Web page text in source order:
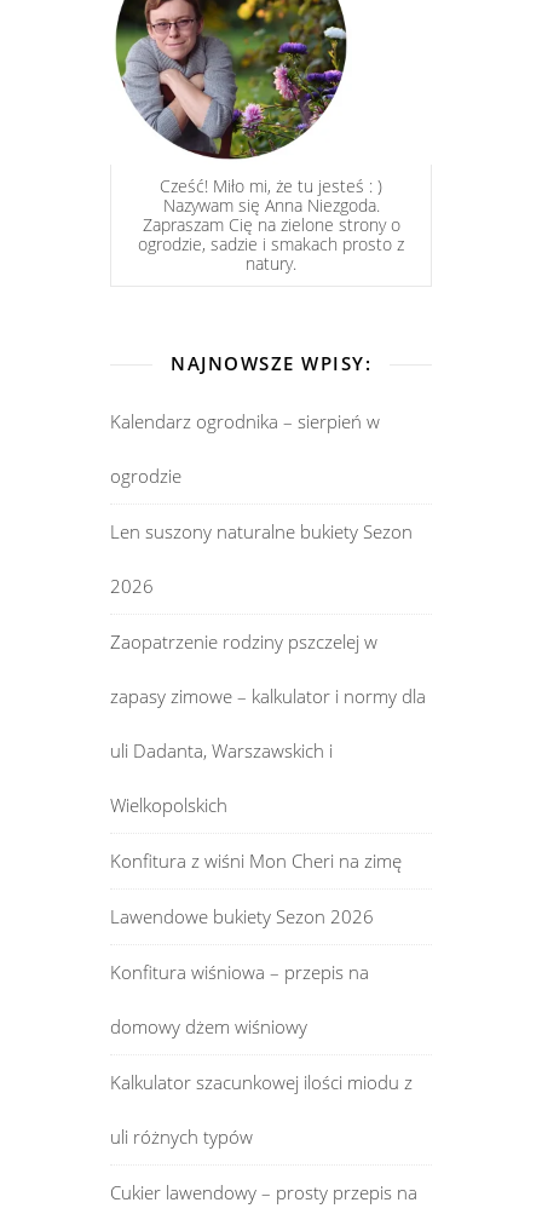
Cześć! Miło mi, że tu jesteś : )
Nazywam się Anna Niezgoda.
Zapraszam Cię na zielone strony o
ogrodzie, sadzie i smakach prosto z
natury.
NAJNOWSZE WPISY:
Kalendarz ogrodnika – sierpień w
ogrodzie
Len suszony naturalne bukiety Sezon
2026
Zaopatrzenie rodziny pszczelej w
zapasy zimowe – kalkulator i normy dla
uli Dadanta, Warszawskich i
Wielkopolskich
Konfitura z wiśni Mon Cheri na zimę
Lawendowe bukiety Sezon 2026
Konfitura wiśniowa – przepis na
domowy dżem wiśniowy
Kalkulator szacunkowej ilości miodu z
uli różnych typów
Cukier lawendowy – prosty przepis na